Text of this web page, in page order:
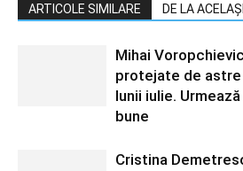
ARTICOLE SIMILARE DE LA
Mihai
protejate de
lunii iulie.
bune
Cristina